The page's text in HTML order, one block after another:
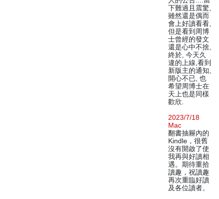
下難過且震驚,
雖然還是偶而
會上好讀看看,
但是看到周博
士曾經的發文
還是心中不捨,
終於, 今天久
違的上線,看到
新版主的通知,
開心不已, 也
希望周博士在
天上也是同樣
歡欣.
2023/7/18
Mac
翻書抽屜內的
Kindle，很舊
沒有開啟了使
我再與好讀相
遇。期待重拾
讀趣，祝讀趣
再次重臨好讀
及各位讀者。